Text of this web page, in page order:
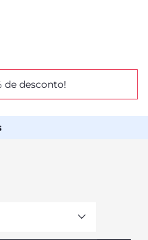
de desconto!